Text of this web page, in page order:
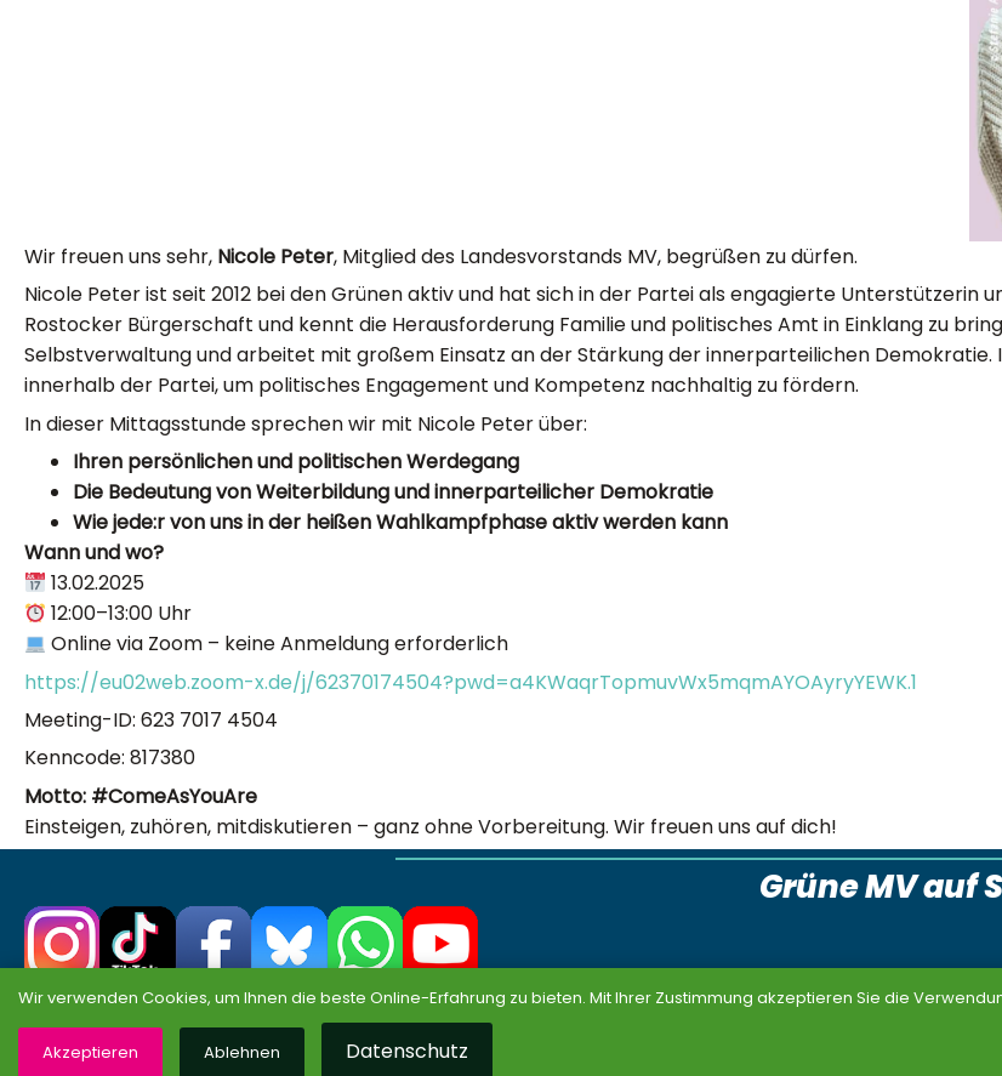
Wir freuen uns sehr, Nicole Peter, Mitglied des Landesvorstands MV, begrüßen zu dürfen.
Nicole Peter ist seit 2012 bei den Grünen aktiv und hat sich in der Partei als engagierte Unterstützerin
Rostocker Bürgerschaft und kennt die Herausforderung Familie und politisches Amt in Einklang zu
Selbstverwaltung und arbeitet mit großem Einsatz an der Stärkung der innerparteilichen Demokratie.
innerhalb der Partei, um politisches Engagement und Kompetenz nachhaltig zu fördern.
In dieser Mittagsstunde sprechen wir mit Nicole Peter über:
Ihren persönlichen und politischen Werdegang
Die Bedeutung von Weiterbildung und innerparteilicher Demokratie
Wie jede:r von uns in der heißen Wahlkampfphase aktiv werden kann
Wann und wo?
13.02.2025
12:00–13:00 Uhr
Online via Zoom – keine Anmeldung erforderlich
https://eu02web.zoom-x.de/j/62370174504?pwd=a4KWaqrTopmuvWx5mqmAYOAyryYEWK.1
Meeting-ID: 623 7017 4504
Kenncode: 817380
Motto: #ComeAsYouAre
Einsteigen, zuhören, mitdiskutieren – ganz ohne Vorbereitung. Wir freuen uns auf dich!
Grüne MV auf
Partei
Landesvorstand
Unterstützen
Wir verwenden Cookies, um Ihnen die beste Online-Erfahrung zu bieten. Mit Ihrer Zustimmung akzeptieren Sie die
Akzeptieren Ablehnen Datenschutz